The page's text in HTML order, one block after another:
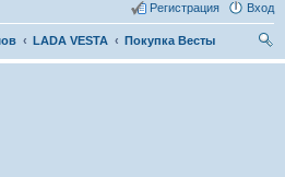
Вход
Регистрация
LADA VESTA
Покупка Весты
ои